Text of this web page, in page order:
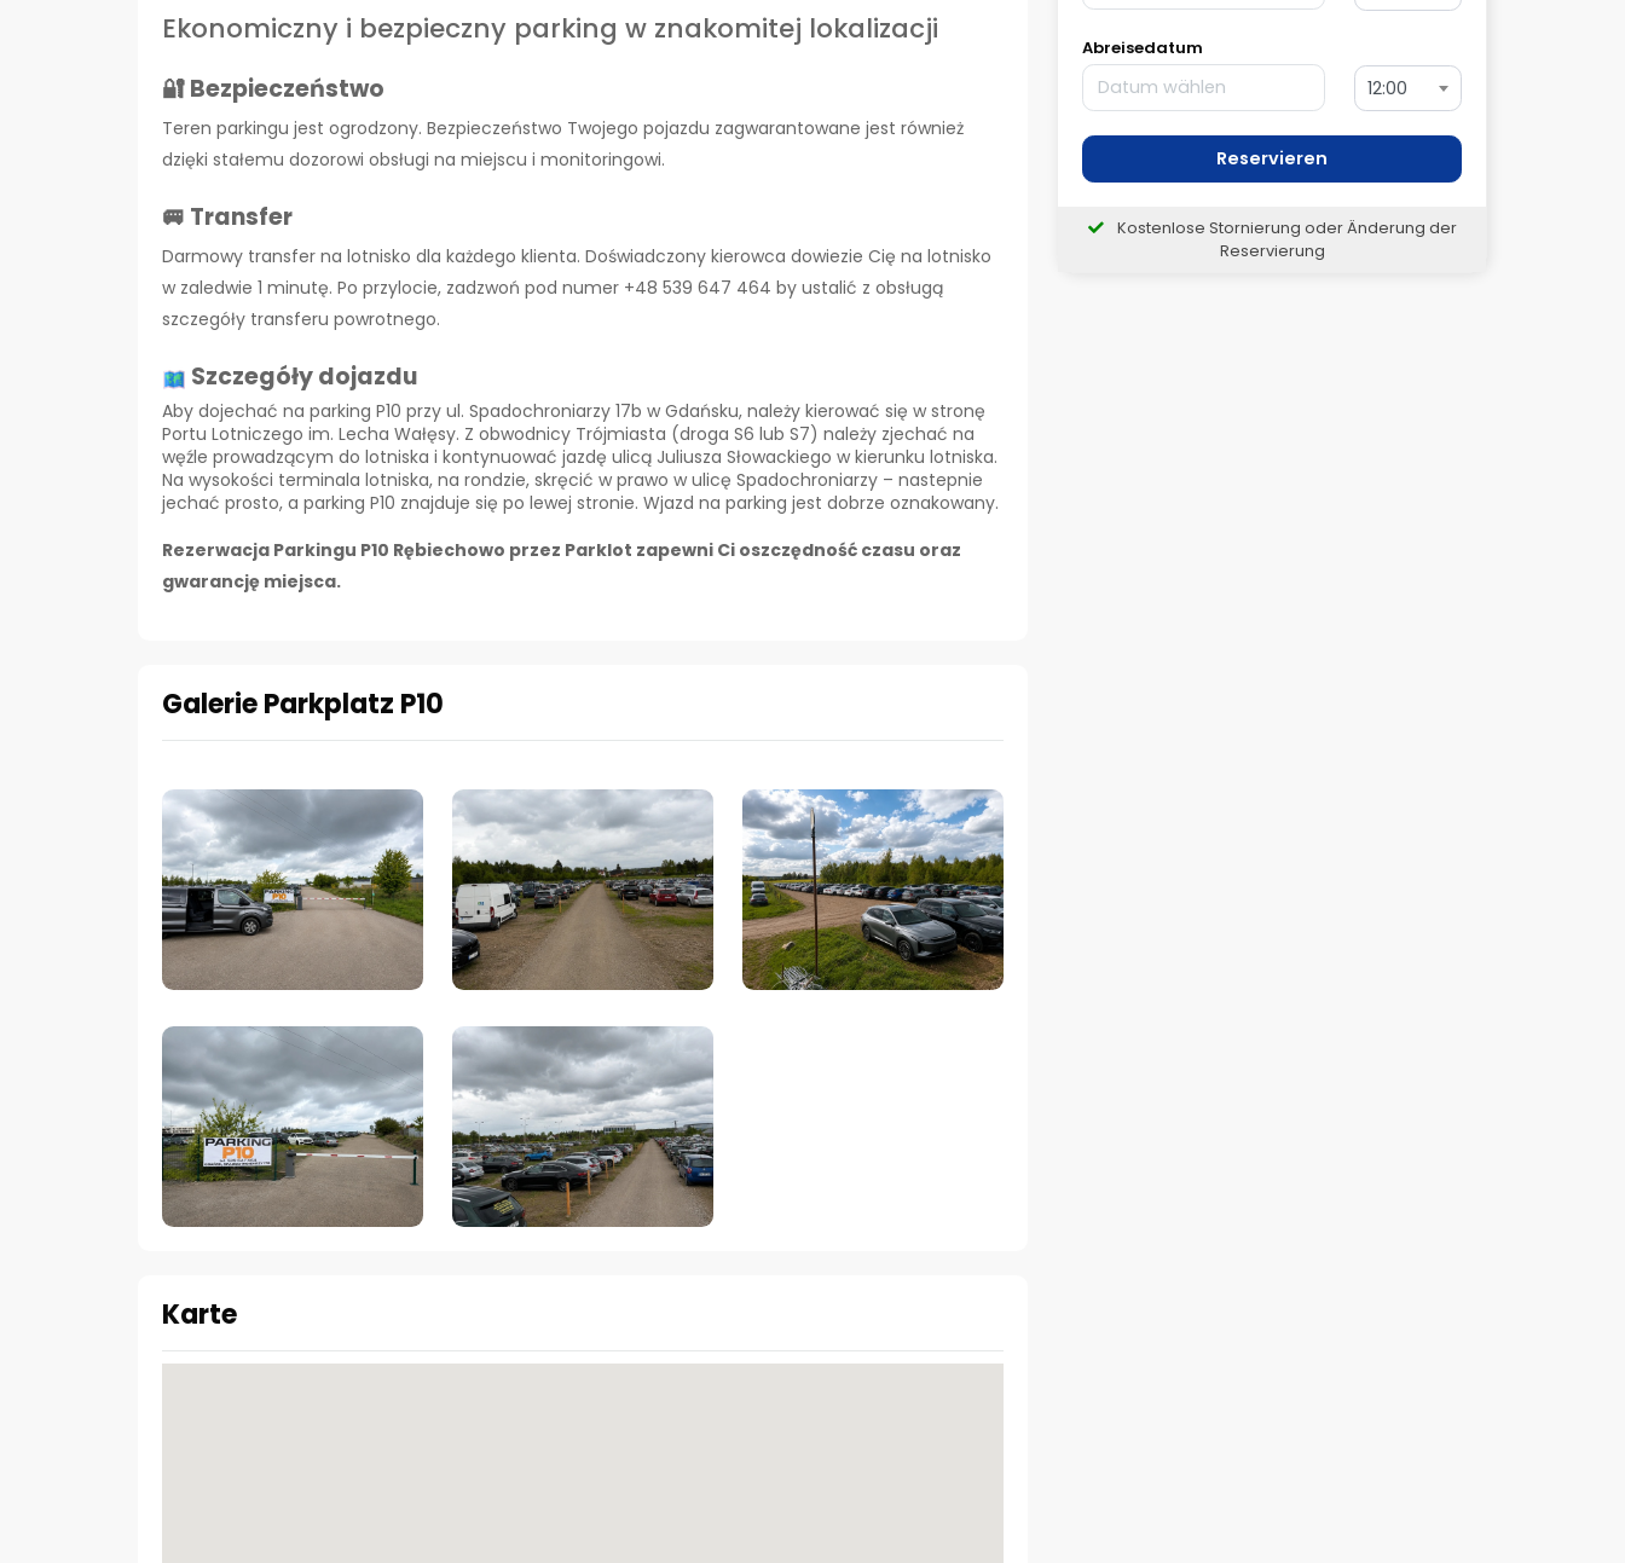
Ekonomiczny i bezpieczny parking w znakomitej lokalizacji
🔐 Bezpieczeństwo
Teren parkingu jest ogrodzony. Bezpieczeństwo Twojego pojazdu zagwarantowane jest również
dzięki stałemu dozorowi obsługi na miejscu i monitoringowi.
🚐 Transfer
Darmowy transfer na lotnisko dla każdego klienta. Doświadczony kierowca dowiezie Cię na lotnisko
w zaledwie 1 minutę. Po przylocie, zadzwoń pod numer +48 539 647 464 by ustalić z obsługą
szczegóły transferu powrotnego.
Szczegóły dojazdu
Aby dojechać na parking P10 przy ul. Spadochroniarzy 17b w Gdańsku, należy kierować się w stronę
Portu Lotniczego im. Lecha Wałęsy. Z obwodnicy Trójmiasta (droga S6 lub S7) należy zjechać na
węźle prowadzącym do lotniska i kontynuować jazdę ulicą Juliusza Słowackiego w kierunku lotniska.
Na wysokości terminala lotniska, na rondzie, skręcić w prawo w ulicę Spadochroniarzy – nastepnie
jechać prosto, a parking P10 znajduje się po lewej stronie. Wjazd na parking jest dobrze oznakowany.
Rezerwacja Parkingu P10 Rębiechowo przez Parklot zapewni Ci oszczędność czasu oraz
gwarancję miejsca.
Galerie Parkplatz P10
Karte
Abreisedatum
12:00
Reservieren
Kostenlose Stornierung oder Änderung der
Reservierung